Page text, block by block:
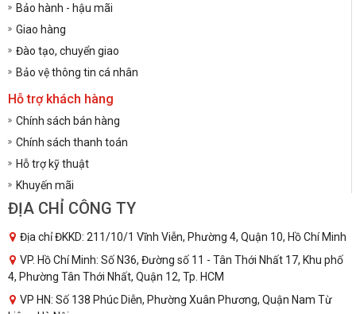
Bảo hành - hậu mãi
Giao hàng
Đào tạo, chuyển giao
Bảo vệ thông tin cá nhân
Hỗ trợ khách hàng
Chính sách bán hàng
Chính sách thanh toán
Hỗ trợ kỹ thuật
Khuyến mãi
ĐỊA CHỈ CÔNG TY
Địa chỉ ĐKKD: 211/10/1 Vĩnh Viễn, Phường 4, Quận 10, Hồ Chí Minh
VP. Hồ Chí Minh: Số N36, Đường số 11 - Tân Thới Nhất 17, Khu phố
4, Phường Tân Thới Nhất, Quận 12, Tp. HCM
VP HN: Số 138 Phúc Diễn, Phường Xuân Phương, Quận Nam Từ